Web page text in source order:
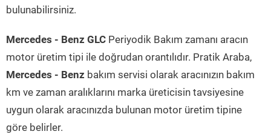
bulunabilirsiniz.
Mercedes - Benz GLC Periyodik Bakım zamanı aracın
motor üretim tipi ile doğrudan orantılıdır. Pratik Araba,
Mercedes - Benz bakım servisi olarak aracınızın bakım
km ve zaman aralıklarını marka üreticisin tavsiyesine
uygun olarak aracınızda bulunan motor üretim tipine
göre belirler.